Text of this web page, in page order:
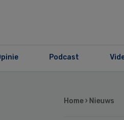
Podcast
Home › Nieuws